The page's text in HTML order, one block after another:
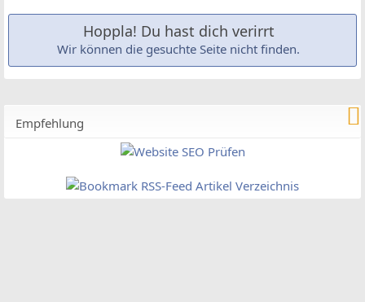
Hoppla! Du hast dich verirrt
Wir können die gesuchte Seite nicht finden.
Empfehlung